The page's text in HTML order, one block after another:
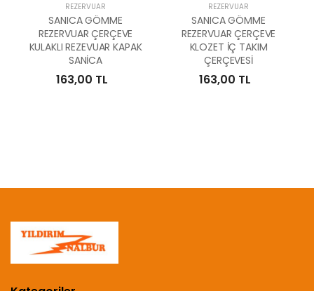
REZERVUAR
SANICA GÖMME
REZERVUAR ÇERÇEVE
KULAKLI REZEVUAR KAPAK
SANİCA
163,00 TL
REZERVUAR
SANICA GÖMME
REZERVUAR ÇERÇEVE
KLOZET İÇ TAKIM
ÇERÇEVESİ
163,00 TL